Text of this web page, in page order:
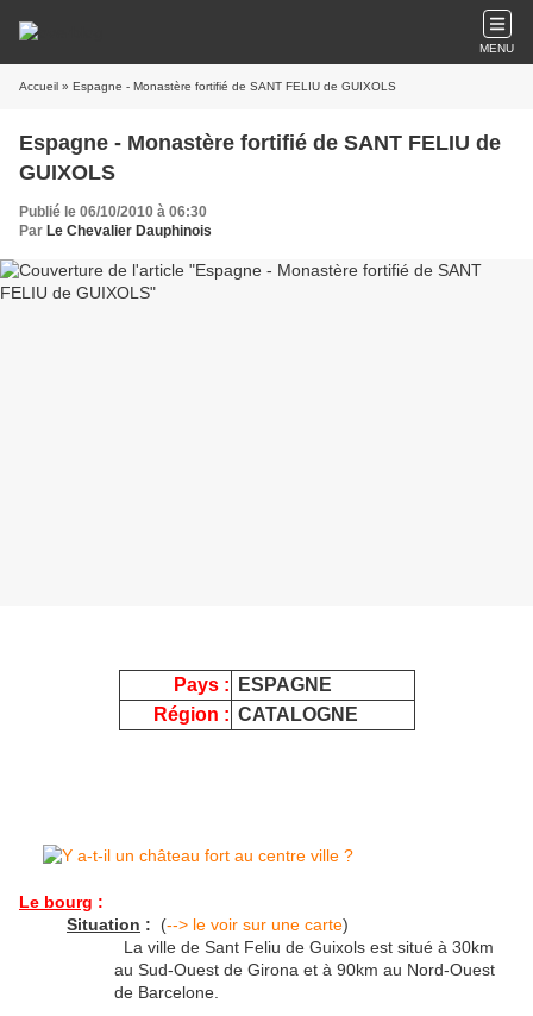
MENU
Accueil » Espagne - Monastère fortifié de SANT FELIU de GUIXOLS
Espagne - Monastère fortifié de SANT FELIU de
GUIXOLS
Publié le 06/10/2010 à 06:30
Par Le Chevalier Dauphinois
Pays :
ESPAGNE
Région : CATALOGNE
Le bourg :
Situation : (--> le voir sur une carte)
La ville de Sant Feliu de Guixols est situé à 30km
au Sud-Ouest de Girona et à 90km au Nord-Ouest
de Barcelone.